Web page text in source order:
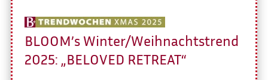
BLOOM’s Winter/Weihnachtstrend
2025: „BELOVED RETREAT“